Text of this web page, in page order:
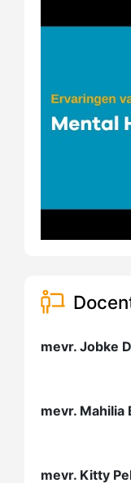
mevr. Jobke
mevr.
mevr. Kitty